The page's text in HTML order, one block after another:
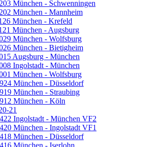
München - Schwenningen
München - Mannheim
München - Krefeld
München - Augsburg
München - Wolfsburg
München - Bietigheim
Augsburg - München
Ingolstadt - München
München - Wolfsburg
München - Düsseldorf
München - Straubing
München - Köln
21
Ingolstadt - München VF2
München - Ingolstadt VF1
München - Düsseldorf
München - Iserlohn